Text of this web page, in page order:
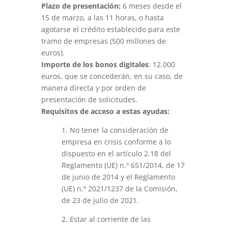
Plazo de presentación: 6 meses desde el
15 de marzo, a las 11 horas, o hasta
agotarse el crédito establecido para este
tramo de empresas (500 millones de
euros).
Importe de los bonos digitales: 12.000
euros, que se concederán, en su caso, de
manera directa y por orden de
presentación de solicitudes.
Requisitos de acceso a estas ayudas:
1. No tener la consideración de
empresa en crisis conforme a lo
dispuesto en el artículo 2.18 del
Reglamento (UE) n.º 651/2014, de 17
de junio de 2014 y el Reglamento
(UE) n.º 2021/1237 de la Comisión,
de 23 de julio de 2021.
2. Estar al corriente de las